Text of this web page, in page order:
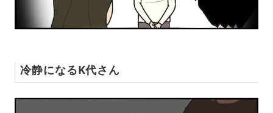
冷静になるK代さん